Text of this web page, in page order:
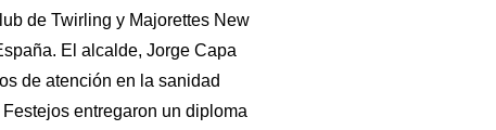
de Twirling y Ma­jo­ret­tes New
El alcalde, Jorge Capa
de atención en la sanidad
entregaron un diploma